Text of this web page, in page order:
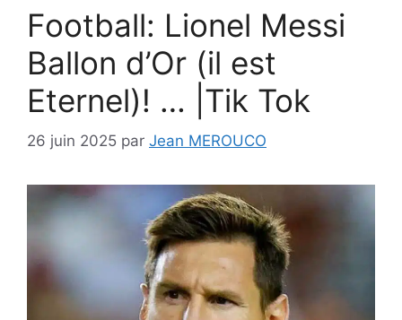
Football: Lionel Messi
Ballon d’Or (il est
Eternel)! … |Tik Tok
26 juin 2025 par Jean MEROUCO